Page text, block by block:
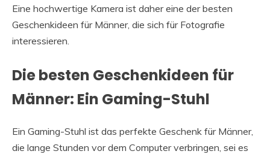
Eine hochwertige Kamera ist daher eine der besten
Geschenkideen für Männer, die sich für Fotografie
interessieren.
Die besten Geschenkideen für
Männer: Ein Gaming-Stuhl
Ein Gaming-Stuhl ist das perfekte Geschenk für Männer,
die lange Stunden vor dem Computer verbringen, sei es